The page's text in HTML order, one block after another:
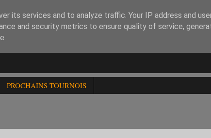
PROCHAINS TOURNOIS
its services and to analyze traffic. Your IP address and
and security metrics to ensure quality of service,